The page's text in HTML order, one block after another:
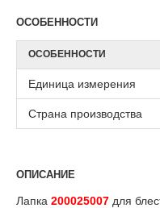
ОСОБЕННОСТИ
ОСОБЕННОСТИ
Единица измерения
Страна производства
ОПИСАНИЕ
Лапка 200025007 для